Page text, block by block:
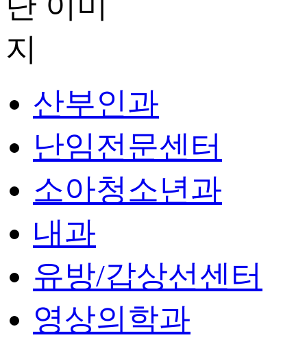
산부인과
난임전문센터
소아청소년과
내과
유방/갑상선센터
영상의학과